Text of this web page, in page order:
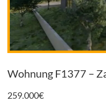
Wohnung F1377 –
259.000€